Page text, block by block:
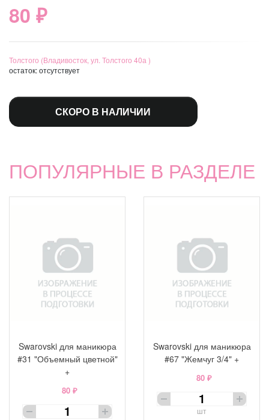
80 ₽
Толстого (Владивосток, ул. Толстого 40а )
остаток:отсутствует
СКОРО В НАЛИЧИИ
ПОПУЛЯРНЫЕ В РАЗДЕЛЕ
Swarovski для маникюра
#31 "Объемный цветной"
+
80 ₽
Swarovski для маникюра
#67 "Жемчуг 3/4" +
80 ₽
шт